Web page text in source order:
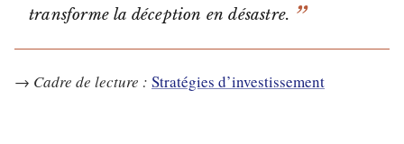
transforme la déception en désastre.
→ Cadre de lecture : Stratégies d’investissement